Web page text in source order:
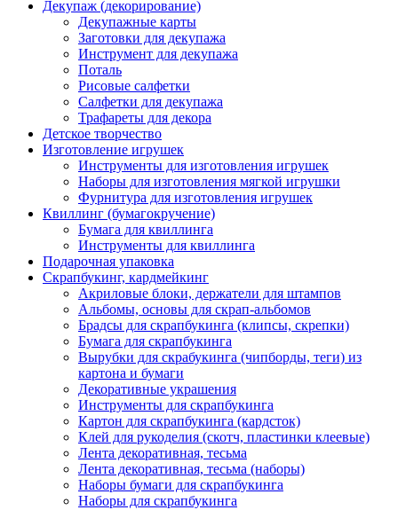
Декупаж (декорирование)
Декупажные карты
Заготовки для декупажа
Инструмент для декупажа
Поталь
Рисовые салфетки
Салфетки для декупажа
Трафареты для декора
Детское творчество
Изготовление игрушек
Инструменты для изготовления игрушек
Наборы для изготовления мягкой игрушки
Фурнитура для изготовления игрушек
Квиллинг (бумагокручение)
Бумага для квиллинга
Инструменты для квиллинга
Подарочная упаковка
Скрапбукинг, кардмейкинг
Акриловые блоки, держатели для штампов
Альбомы, основы для скрап-альбомов
Брадсы для скрапбукинга (клипсы, скрепки)
Бумага для скрапбукинга
Вырубки для скрабукинга (чипборды, теги) из
картона и бумаги
Декоративные украшения
Инструменты для скрапбукинга
Картон для скрапбукинга (кардсток)
Клей для рукоделия (скотч, пластинки клеевые)
Лента декоративная, тесьма
Лента декоративная, тесьма (наборы)
Наборы бумаги для скрапбукинга
Наборы для скрапбукинга